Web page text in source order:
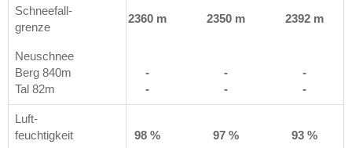
Schneefall-
grenze
2361 m 2360 m 2350 m 2392 m
Neuschnee
Berg 840m
Tal 82m
-
-
-
-
-
-
-
Luft-
feuchtigkeit
98 % 98 % 97 % 93 %